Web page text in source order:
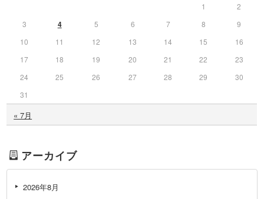
« 7月
1
2
3
4 5 6 7 8
9
10
11 12 13 14 15
16
17
18 19 20 21 22
23
24
25 26 27 28 29
30
31
アーカイブ
2026年8月